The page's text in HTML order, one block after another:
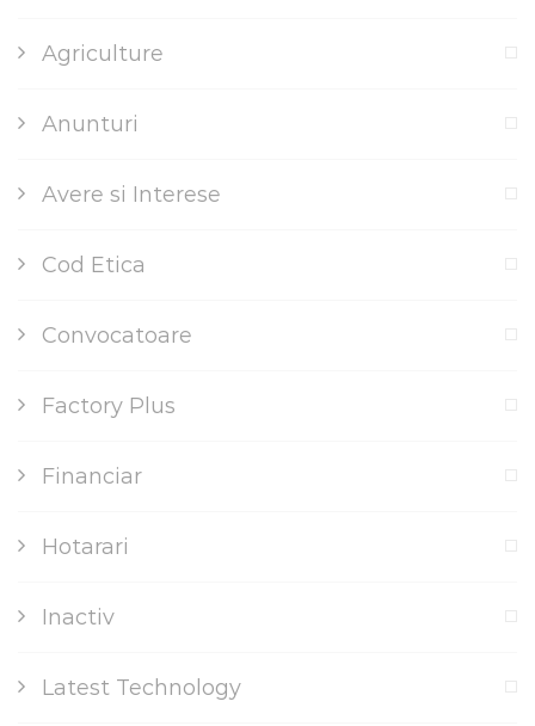
Agriculture
Anunturi
Avere si Interese
Cod Etica
Convocatoare
Factory Plus
Financiar
Hotarari
Inactiv
Latest Technology